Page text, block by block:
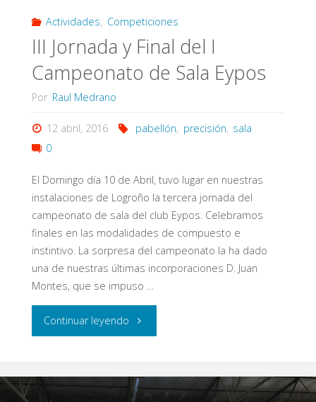
Actividades, Competiciones
III Jornada y Final del I
Campeonato de Sala Eypos
Por Raul Medrano
12 abril, 2016 pabellón, precisión, sala
0
El Domingo día 10 de Abril, tuvo lugar en nuestras
instalaciones de Logroño la tercera jornada del
campeonato de sala del club Eypos. Celebramos
finales en las modalidades de compuesto e
instintivo. La sorpresa del campeonato la ha dado
una de nuestras últimas incorporaciones D. Juan
Montes, que se impuso …
Continuar leyendo "III
y